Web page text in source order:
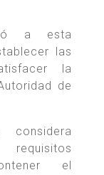
a esta
las
la
de
el